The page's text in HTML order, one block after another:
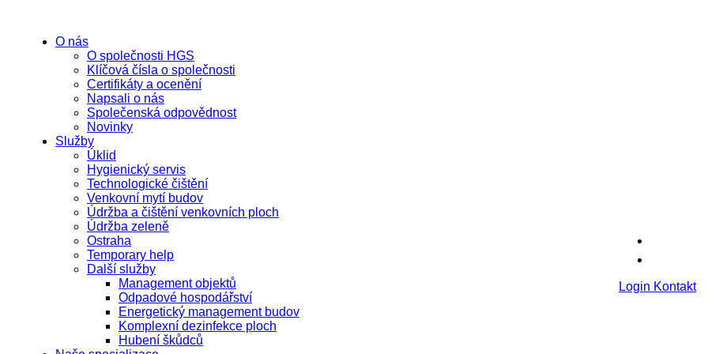
O nás
O společnosti HGS
Klíčová čísla o společnosti
Certifikáty a ocenění
Napsali o nás
Společenská odpovědnost
Novinky
Služby
Úklid
Hygienický servis
Technologické čištění
Venkovní mytí budov
Údržba a čištění venkovních ploch
Údržba zeleně
Ostraha
Temporary help
Další služby
Management objektů
Odpadové hospodářství
Energetický management budov
Komplexní dezinfekce ploch
Hubení škůdců
Login Kontakt